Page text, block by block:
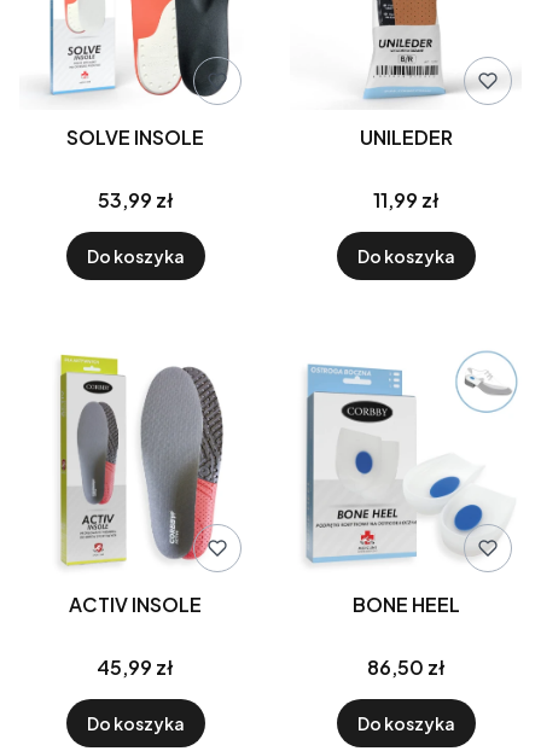
SOLVE INSOLE
53,99 zł
Do koszyka
UNILEDER
11,99 zł
Do koszyka
ACTIV INSOLE
45,99 zł
Do koszyka
BONE HEEL
86,50 zł
Do koszyka